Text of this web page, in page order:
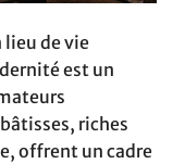
lieu de vie
est un
riches
offrent un cadre